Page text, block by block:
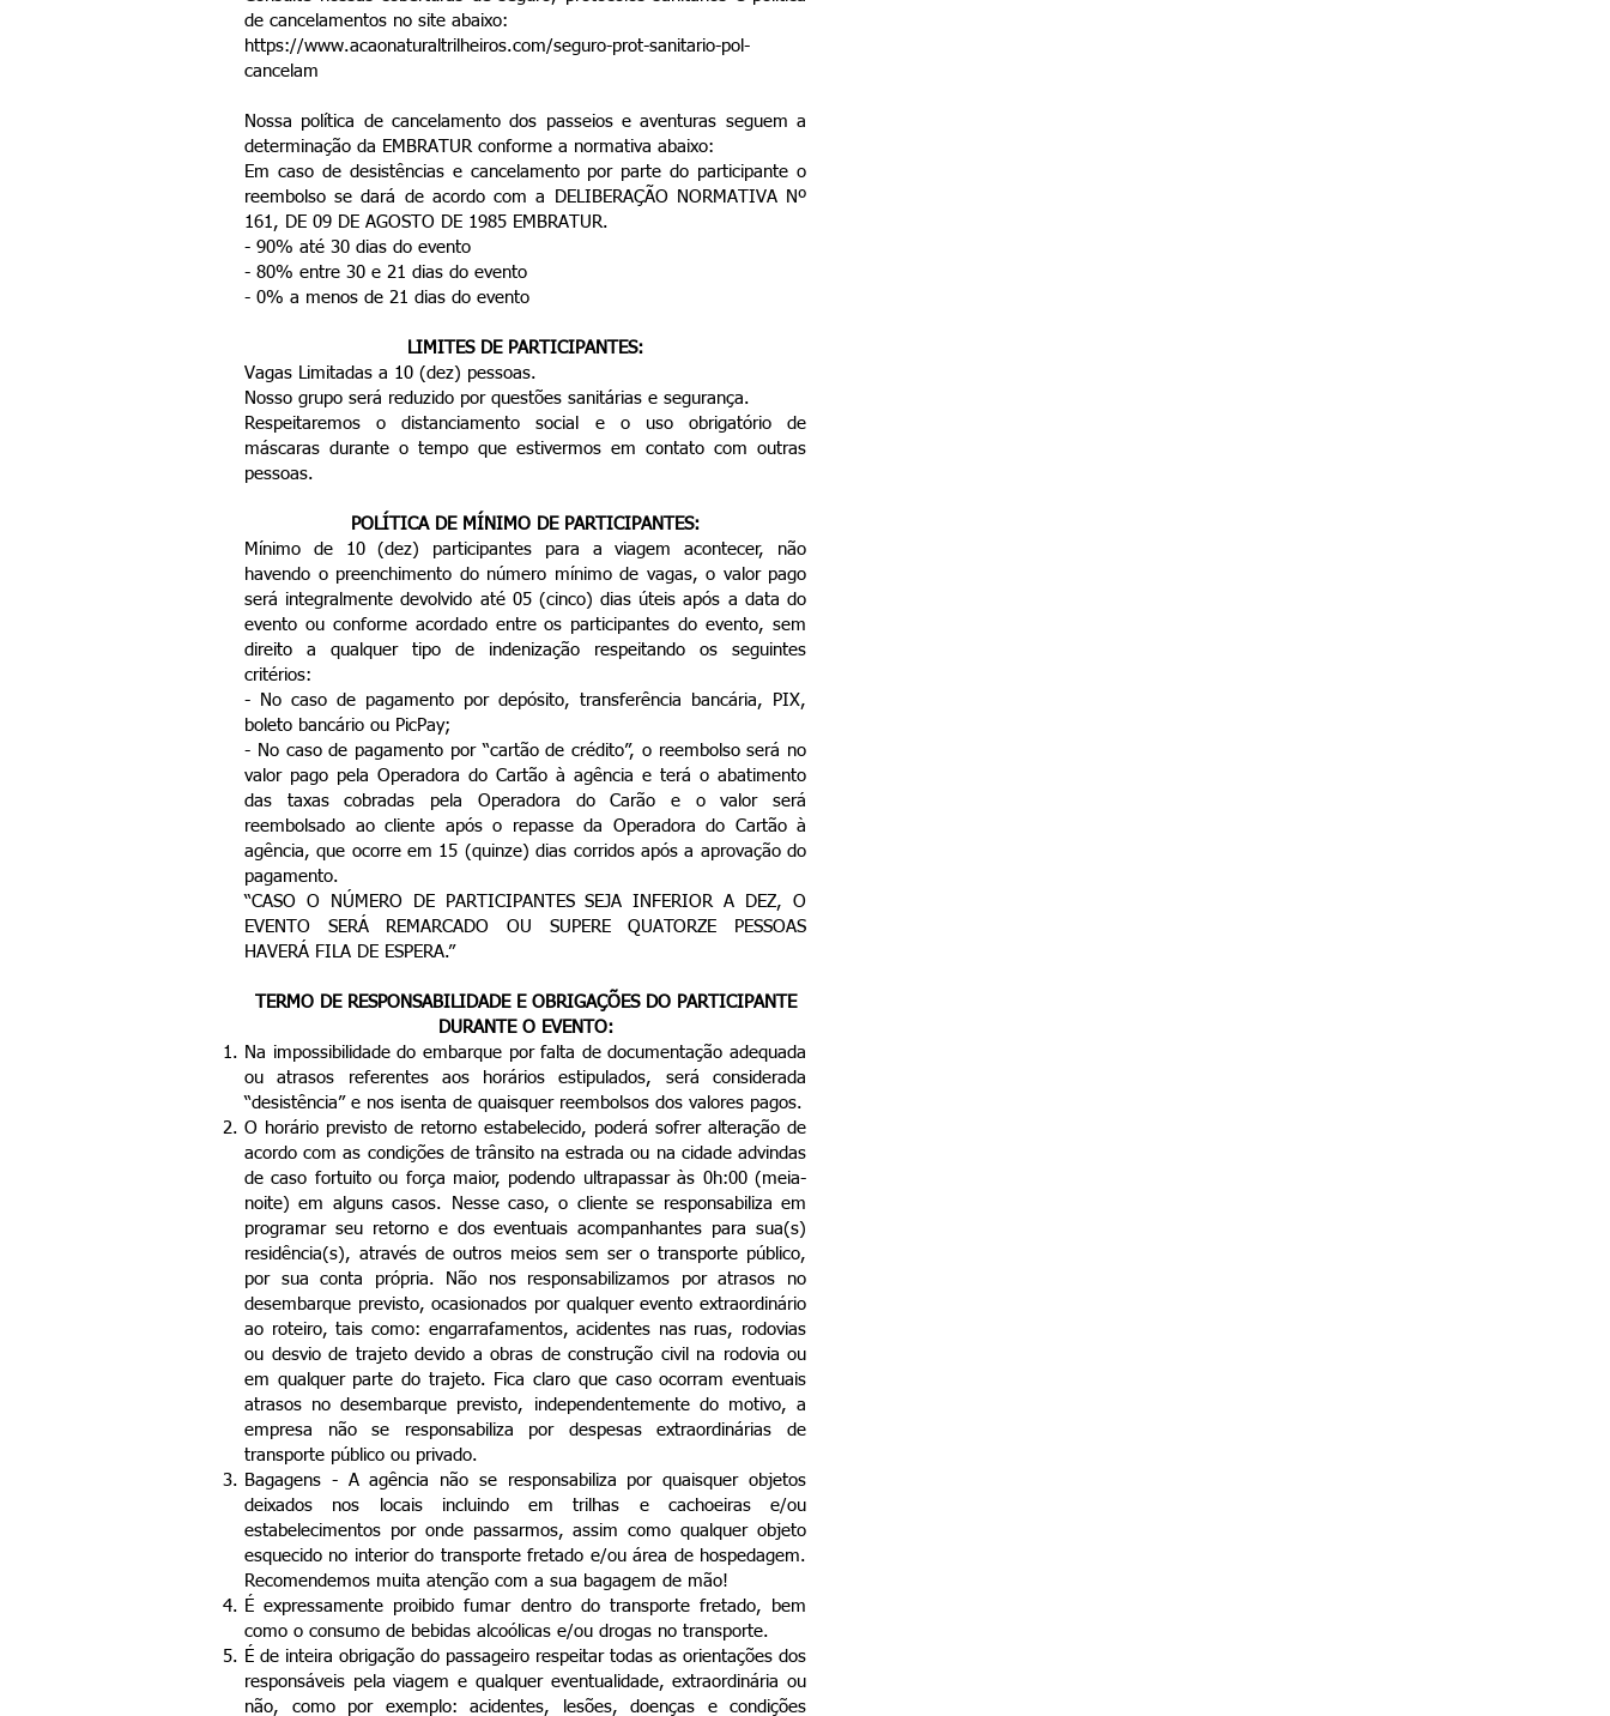
de cancelamentos no site abaixo:
https://www.acaonaturaltrilheiros.com/seguro-prot-sanitario-pol-
cancelam
Nossa política de cancelamento dos passeios e aventuras seguem a
determinação da EMBRATUR conforme a normativa abaixo:
​Em caso de desistências e cancelamento por parte do participante o
reembolso se dará de acordo com a DELIBERAÇÃO NORMATIVA Nº
161, DE 09 DE AGOSTO DE 1985 EMBRATUR.
- 90% até 30 dias do evento
- 80% entre 30 e 21 dias do evento
- 0% a menos de 21 dias do evento
​LIMITES DE PARTICIPANTES:
Vagas Limitadas a 10 (dez) pessoas.
Nosso grupo será reduzido por questões sanitárias e segurança.
Respeitaremos o distanciamento social e o uso obrigatório de
máscaras durante o tempo que estivermos em contato com outras
pessoas.
POLÍTICA DE MÍNIMO DE PARTICIPANTES:
Mínimo de 10 (dez) participantes para a viagem acontecer, não
havendo o preenchimento do número mínimo de vagas, o valor pago
será integralmente devolvido até 05 (cinco) dias úteis após a data do
evento ou conforme acordado entre os participantes do evento, sem
direito a qualquer tipo de indenização respeitando os seguintes
critérios:
- No caso de pagamento por depósito, transferência bancária, PIX,
boleto bancário ou PicPay;
- No caso de pagamento por “cartão de crédito”, o reembolso será no
valor pago pela Operadora do Cartão à agência e terá o abatimento
das taxas cobradas pela Operadora do Carão e o valor será
reembolsado ao cliente após o repasse da Operadora do Cartão à
agência, que ocorre em 15 (quinze) dias corridos após a aprovação do
pagamento.
“CASO O NÚMERO DE PARTICIPANTES SEJA INFERIOR A DEZ, O
EVENTO SERÁ REMARCADO OU SUPERE QUATORZE PESSOAS
HAVERÁ FILA DE ESPERA.”
TERMO DE RESPONSABILIDADE E OBRIGAÇÕES DO PARTICIPANTE
DURANTE O EVENTO:
Na impossibilidade do embarque por falta de documentação adequada
ou atrasos referentes aos horários estipulados, será considerada
“desistência” e nos isenta de quaisquer reembolsos dos valores pagos.
O horário previsto de retorno estabelecido, poderá sofrer alteração de
acordo com as condições de trânsito na estrada ou na cidade advindas
de caso fortuito ou força maior, podendo ultrapassar às 0h:00 (meia-
noite) em alguns casos. Nesse caso, o cliente se responsabiliza em
programar seu retorno e dos eventuais acompanhantes para sua(s)
residência(s), através de outros meios sem ser o transporte público,
por sua conta própria. Não nos responsabilizamos por atrasos no
desembarque previsto, ocasionados por qualquer evento extraordinário
ao roteiro, tais como: engarrafamentos, acidentes nas ruas, rodovias
ou desvio de trajeto devido a obras de construção civil na rodovia ou
em qualquer parte do trajeto. Fica claro que caso ocorram eventuais
atrasos no desembarque previsto, independentemente do motivo, a
empresa não se responsabiliza por despesas extraordinárias de
transporte público ou privado.
Bagagens - A agência não se responsabiliza por quaisquer objetos
deixados nos locais incluindo em trilhas e cachoeiras e/ou
estabelecimentos por onde passarmos, assim como qualquer objeto
esquecido no interior do transporte fretado e/ou área de hospedagem.
Recomendemos muita atenção com a sua bagagem de mão!
É expressamente proibido fumar dentro do transporte fretado, bem
como o consumo de bebidas alcoólicas e/ou drogas no transporte.
É de inteira obrigação do passageiro respeitar todas as orientações dos
responsáveis pela viagem e qualquer eventualidade, extraordinária ou
não, como por exemplo: acidentes, lesões, doenças e condições